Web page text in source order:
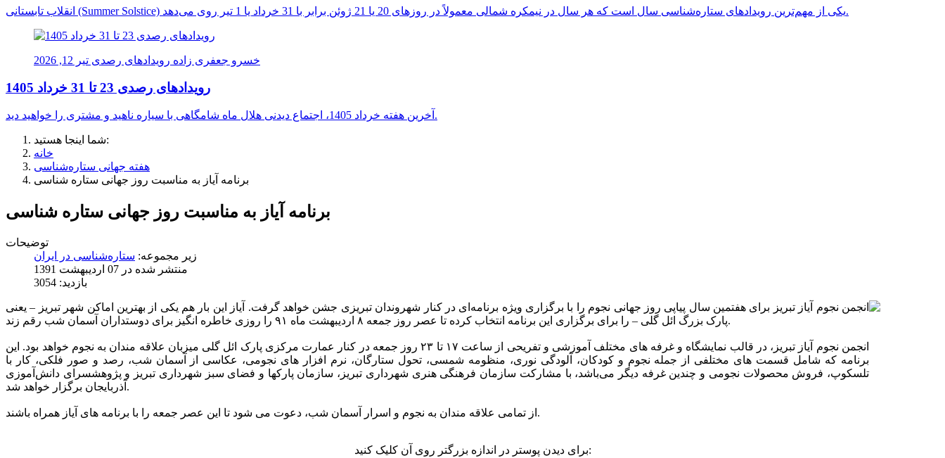
انقلاب تابستانی (Summer Solstice) یکی از مهم‌ترین رویدادهای ستاره‌شناسی سال است که هر سال در نیمکره شمالی معمولاً در روزهای 20 یا 21 ژوئن برابر با 31 خرداد یا 1 تیر روی می‌دهد.
خسرو جعفری زاده رویدادهای رصدی تیر 12, 2026
رویدادهای رصدی 23 تا 31 خرداد 1405
آخرین هفته خرداد 1405، اجتماع دیدنی هلال ماه شامگاهی با سیاره ناهید و مشتری را خواهید دید.
شما اینجا هستید:
خانه
هفته جهانی ستاره‌شناسی
برنامه آیاز به مناسبت روز جهانی ستاره شناسی
برنامه آیاز به مناسبت روز جهانی ستاره شناسی
توضیحات
زیر مجموعه: ستاره‌شناسی در ایران
منتشر شده در 07 ارديبهشت 1391
بازدید: 3054
انجمن نجوم آیاز تبریز برای هفتمین سال پیاپی روز جهانی نجوم را با برگزاری ویژه برنامه‌ای در کنار شهروندان تبریزی جشن خواهد گرفت. آیاز این بار هم یکی از بهترین اماکن شهر تبریز – یعنی
پارک بزرگ ائل گلی – را برای برگزاری این برنامه انتخاب کرده تا عصر روز جمعه ۸ اردیبهشت ماه ۹۱ را روزی خاطره انگیز برای دوستداران آسمان شب رقم زند.
انجمن نجوم آیاز تبریز، در قالب نمایشگاه و غرفه های مختلف آموزشی و تفریحی از ساعت ۱۷ تا ۲۳ روز جمعه در کنار عمارت مرکزی پارک ائل گلی میزبان علاقه مندان به نجوم خواهد بود. این
برنامه که شامل قسمت های مختلفی از جمله نجوم و کودکان، آلودگی نوری، منظومه شمسی، تحول ستارگان، نرم افزار های نجومی، عکاسی از آسمان شب، رصد و صور فلکی، کار با
تلسکوپ، فروش محصولات نجومی و چندین غرفه دیگر می‌باشد، با مشارکت سازمان فرهنگی هنری شهرداری تبریز، سازمان پارکها و فضای سبز شهرداری تبریز و پژوهشسرای دانش‌آموزی
آذربایجان برگزار خواهد شد.
از تمامی علاقه مندان به نجوم و اسرار آسمان شب، دعوت می شود تا این عصر جمعه را با برنامه های آیاز همراه باشند.
برای دیدن پوستر در اندازه بزرگتر روی آن کلیک کنید: